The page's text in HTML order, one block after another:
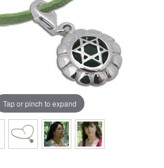
Tap or pinch to expand